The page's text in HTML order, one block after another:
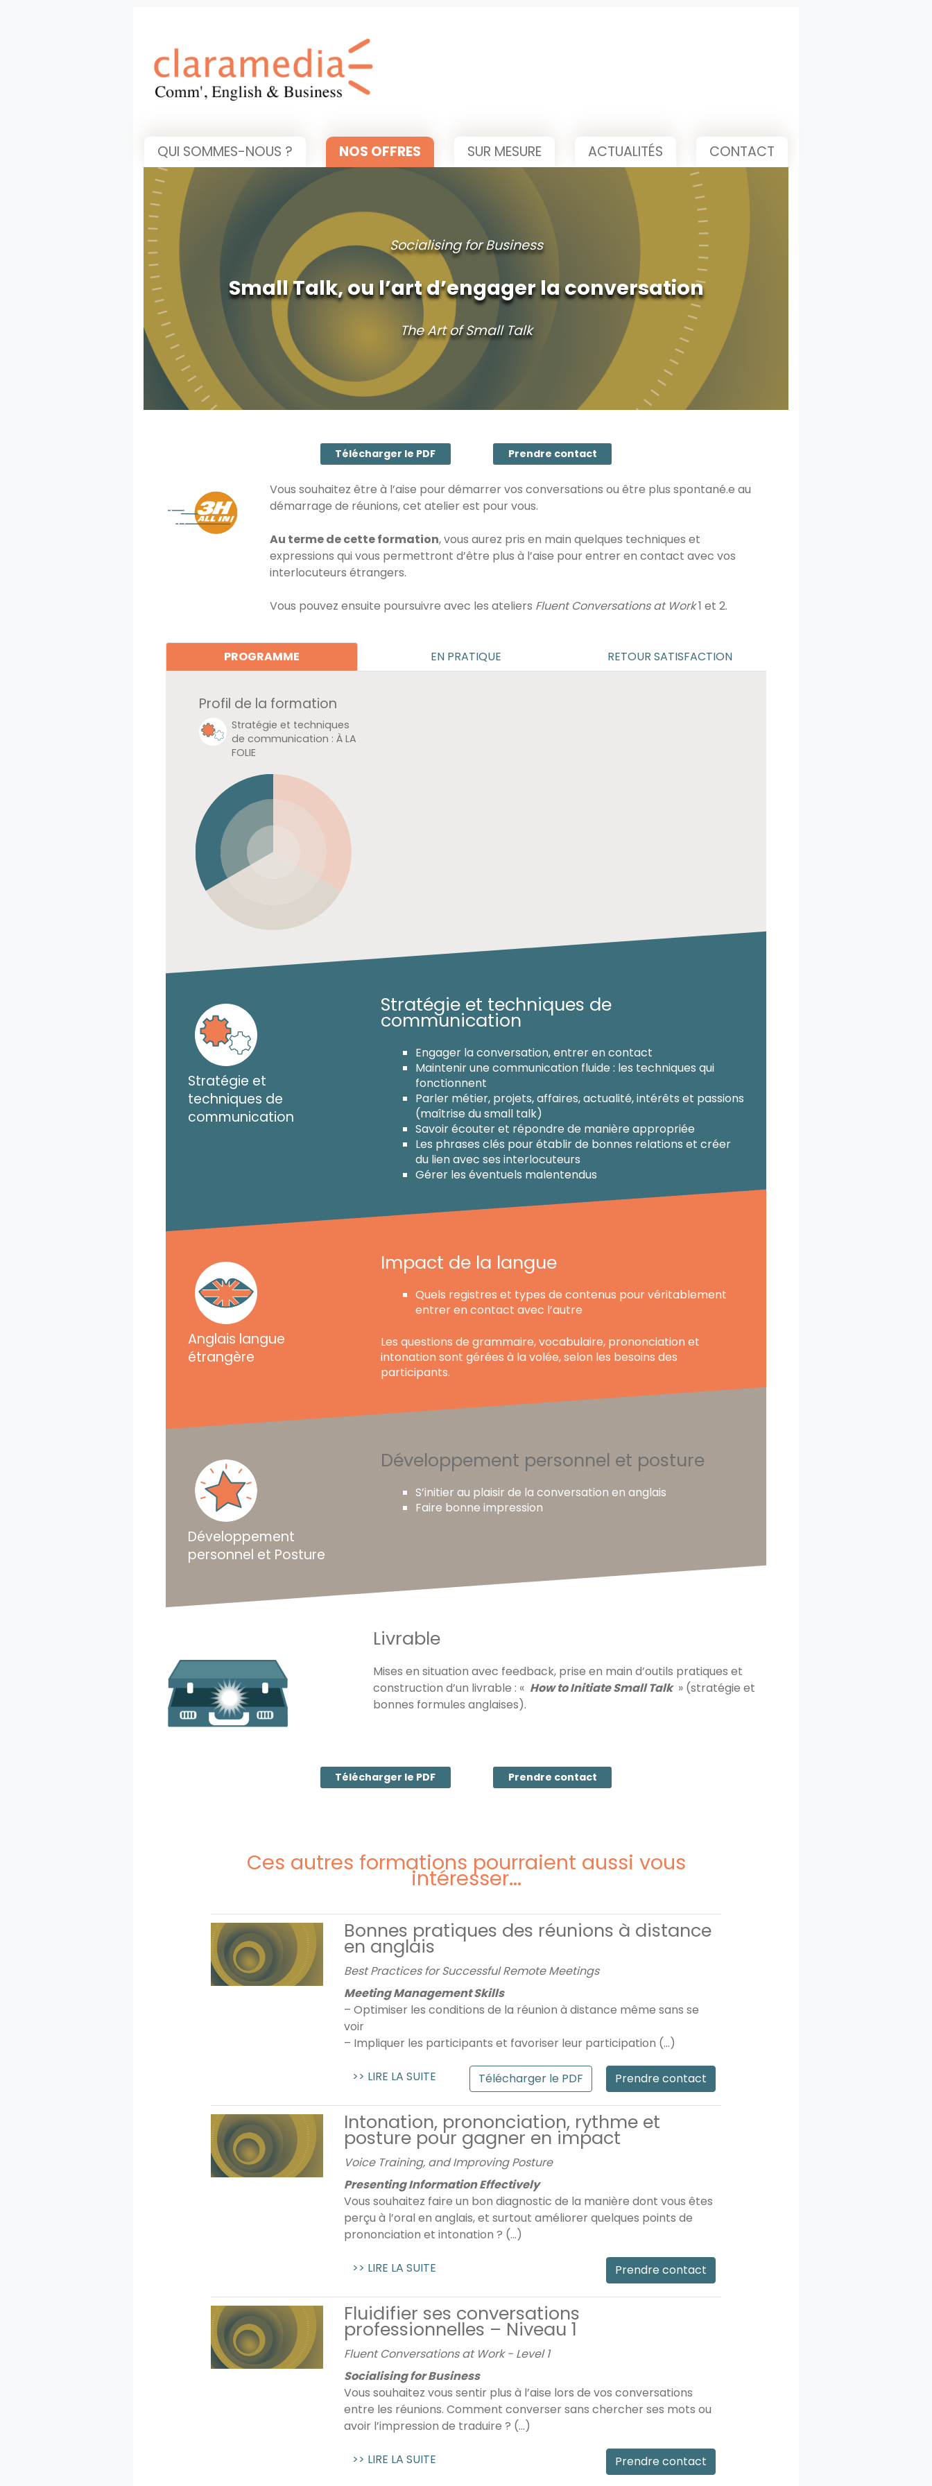
QUI SOMMES-NOUS ? NOS OFFRES SUR MESURE ACTUALITÉS CONTACT
Socialising for Business
Small Talk, ou l’art d’engager la conversation
The Art of Small Talk
Télécharger le PDF Prendre contact
Vous souhaitez être à l’aise pour démarrer vos conversations ou être plus spontané.e au
démarrage de réunions, cet atelier est pour vous.
Au terme de cette formation, vous aurez pris en main quelques techniques et
expressions qui vous permettront d’être plus à l’aise pour entrer en contact avec vos
interlocuteurs étrangers.
Vous pouvez ensuite poursuivre avec les ateliers Fluent Conversations at Work1 et 2.
PROGRAMME EN PRATIQUE RETOUR SATISFACTION
Profil de la formation
Développement
personnel et Posture : À
LA FOLIE
Stratégie et
techniques de
communication
Stratégie et techniques de
communication
Engager la conversation, entrer en contact
Maintenir une communication fluide : les techniques qui
fonctionnent
Parler métier, projets, affaires, actualité, intérêts et passions
(maîtrise du small talk)
Savoir écouter et répondre de manière appropriée
Les phrases clés pour établir de bonnes relations et créer
du lien avec ses interlocuteurs
Gérer les éventuels malentendus
Anglais langue
étrangère
Impact de la langue
Quels registres et types de contenus pour véritablement
entrer en contact avec l’autre
Les questions de grammaire, vocabulaire, prononciation et
intonation sont gérées à la volée, selon les besoins des
participants.
Développement
personnel et Posture
Développement personnel et posture
S’initier au plaisir de la conversation en anglais
Faire bonne impression
Livrable
Mises en situation avec feedback, prise en main d’outils pratiques et
construction d’un livrable : « How to Initiate Small Talk » (stratégie et
bonnes formules anglaises).
Télécharger le PDF Prendre contact
Ces autres formations pourraient aussi vous
intéresser...
Bonnes pratiques des réunions à distance
en anglais
Best Practices for Successful Remote Meetings
Meeting Management Skills
– Optimiser les conditions de la réunion à distance même sans se
voir
– Impliquer les participants et favoriser leur participation (...)
>> LIRE LA SUITE Télécharger le PDF Prendre contact
Intonation, prononciation, rythme et
posture pour gagner en impact
Voice Training, and Improving Posture
Presenting Information Effectively
Vous souhaitez faire un bon diagnostic de la manière dont vous êtes
perçu à l’oral en anglais, et surtout améliorer quelques points de
prononciation et intonation ? (...)
>> LIRE LA SUITE Prendre contact
Fluidifier ses conversations
professionnelles – Niveau 1
Fluent Conversations at Work - Level 1
Socialising for Business
Vous souhaitez vous sentir plus à l’aise lors de vos conversations
entre les réunions. Comment converser sans chercher ses mots ou
avoir l’impression de traduire ? (...)
>> LIRE LA SUITE Prendre contact